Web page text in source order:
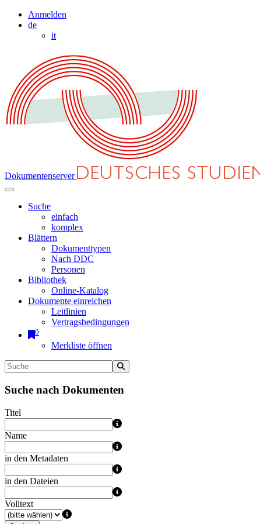
Anmelden
de
it
Dokumentenserver
Suche
einfach
komplex
Blättern
Dokumenttypen
Nach DDC
Personen
Bibliothek
Online-Katalog
Dokumente einreichen
Leitlinien
Vertragsbedingungen
0
Merkliste öffnen
Suche nach Dokumenten
Titel
Name
in den Metadaten
in den Dateien
Volltext